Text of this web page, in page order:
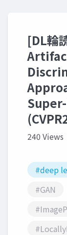
[DL輪
240 Views
#deep
#GAN